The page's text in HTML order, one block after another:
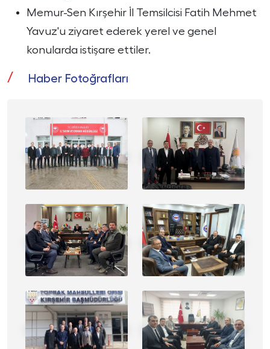
Memur-Sen Kırşehir İl Temsilcisi Fatih Mehmet
Yavuz'u ziyaret ederek yerel ve genel
konularda istişare ettiler.
Haber Fotoğrafları